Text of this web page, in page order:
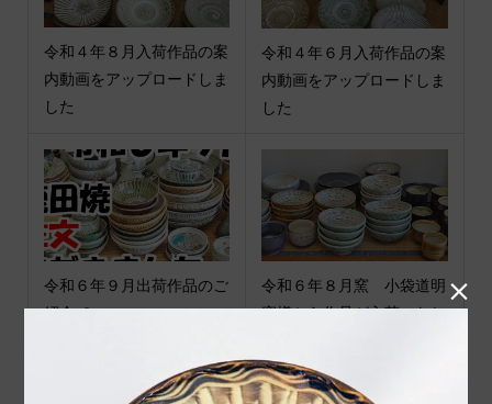
令和４年８月入荷作品の案
内動画をアップロードしま
した
令和４年６月入荷作品の案
内動画をアップロードしま
した
令和６年９月出荷作品のご
紹介 ２
令和６年８月窯 小袋道明
窯様から作品が入荷いたし
